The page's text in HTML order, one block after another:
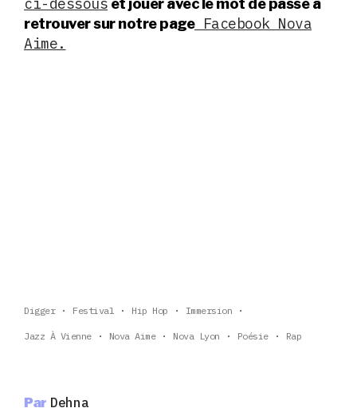
ci-dessous et jouer avec le mot de passe à
retrouver sur notre pageFacebook Nova
Aime.
Digger Festival Hip Hop Immersion
Jazz À Vienne Nova Aime Nova Lyon Poésie Rap
Par Dehna